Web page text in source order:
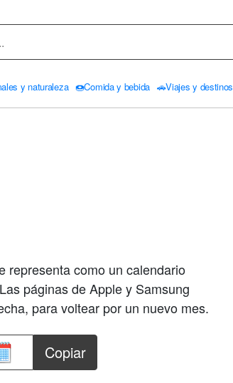
y naturaleza 🍩Comida y bebida 🚗Viajes y destinos
representa como un calendario
páginas de Apple y Samsung
para voltear por un nuevo mes.
Copiar